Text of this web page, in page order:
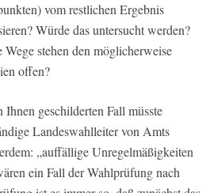
vom restlichen Ergebnis
Würde das untersucht werden?
stehen den möglicherweise
offen?
geschilderten Fall müsste
Landeswahlleiter von Amts
„auffällige Unregelmäßigkeiten
ein Fall der Wahlprüfung nach